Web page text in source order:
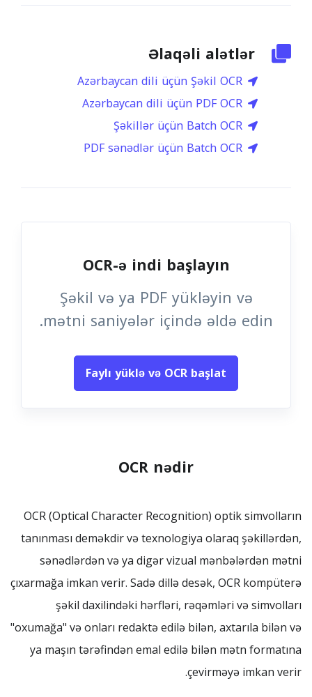
Əlaqəli alətlər
Azərbaycan dili üçün Şəkil OCR
Azərbaycan dili üçün PDF OCR
Şəkillər üçün Batch OCR
PDF sənədlər üçün Batch OCR
OCR-ə indi başlayın
Şəkil və ya PDF yükləyin və
mətni saniyələr içində əldə edin.
Faylı yüklə və OCR başlat
OCR nədir
OCR (Optical Character Recognition) optik simvolların
tanınması deməkdir və texnologiya olaraq şəkillərdən,
sənədlərdən və ya digər vizual mənbələrdən mətni
çıxarmağa imkan verir. Sadə dillə desək, OCR kompüterə
şəkil daxilindəki hərfləri, rəqəmləri və simvolları
"oxumağa" və onları redaktə edilə bilən, axtarıla bilən və
ya maşın tərəfindən emal edilə bilən mətn formatına
çevirməyə imkan verir.